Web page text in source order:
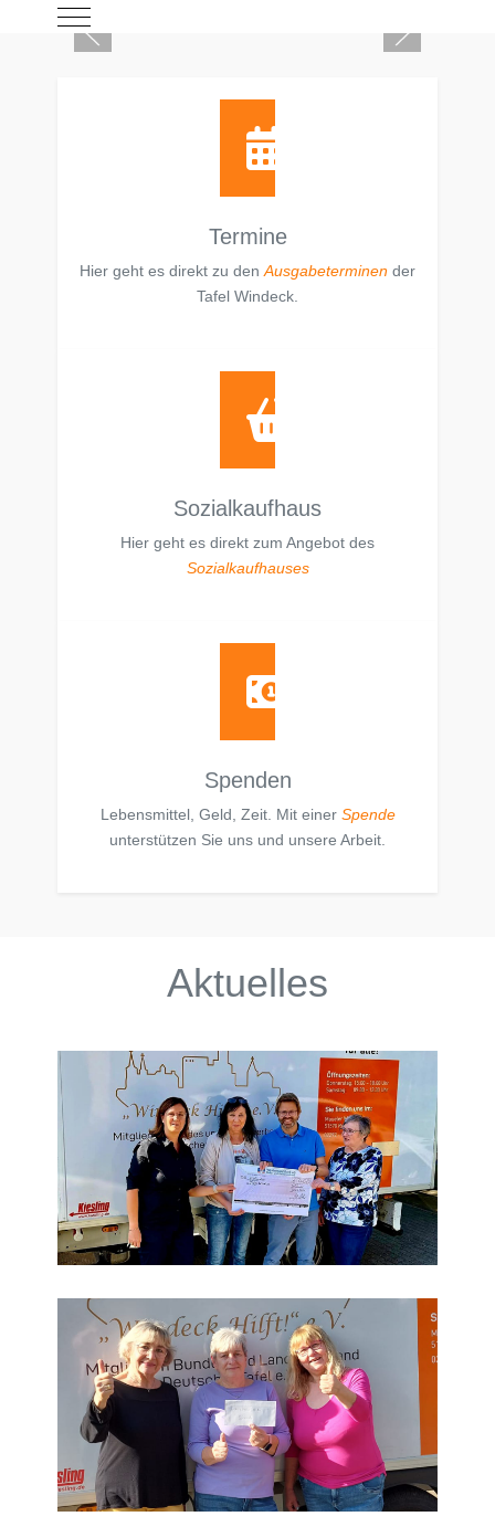
Mobile Menu Toggle
Termine
Hier geht es direkt zu den Ausgabeterminen der
Tafel Windeck.
Sozialkaufhaus
Hier geht es direkt zum Angebot des
Sozialkaufhauses
Spenden
Lebensmittel, Geld, Zeit. Mit einer Spende
unterstützen Sie uns und unsere Arbeit.
Aktuelles